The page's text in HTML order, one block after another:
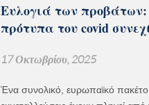
Ευλογιά των προβάτων:
πρότυπα του covid
17 Οκτωβρίου, 2025
Ένα συνολικό, ευρωπαϊκό